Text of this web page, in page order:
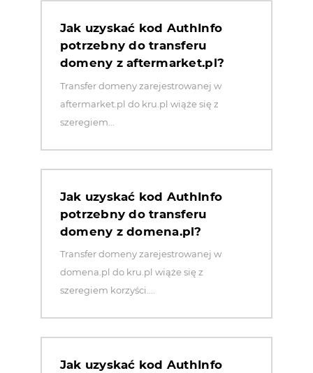
Jak uzyskać kod AuthInfo
potrzebny do transferu
domeny z aftermarket.pl?
Transfer domeny zarejestrowanej w
aftermarket.pl do kru.pl wiąże się z
szeregiem...
Jak uzyskać kod AuthInfo
potrzebny do transferu
domeny z domena.pl?
Transfer domeny zarejestrowanej w
domena.pl do kru.pl wiąże się z
szeregiem korzyści....
Jak uzyskać kod AuthInfo